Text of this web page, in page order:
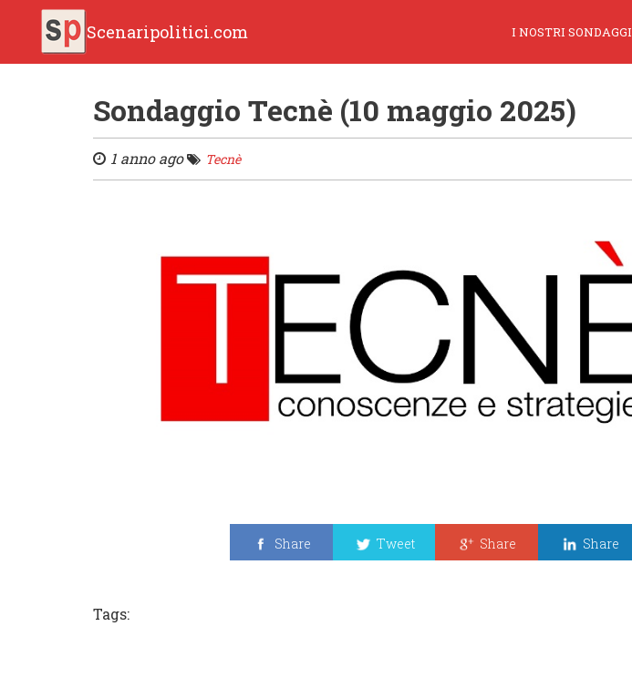
Scenaripolitici.com I NOSTRI SONDAGGI
Sondaggio Tecnè (10 maggio 2025)
1 anno ago Tecnè
Share Tweet Share Share
Tags: